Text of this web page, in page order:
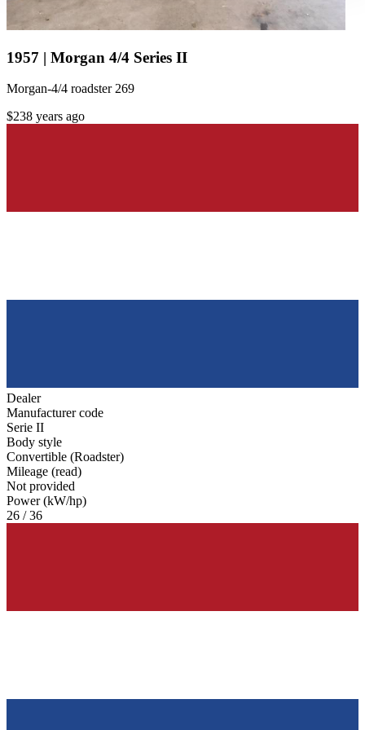
1957 | Morgan 4/4 Series II
Morgan-4/4 roadster 269
$238 years ago
Dealer
Manufacturer code
Serie II
Body style
Convertible (Roadster)
Mileage (read)
Not provided
Power (kW/hp)
26 / 36